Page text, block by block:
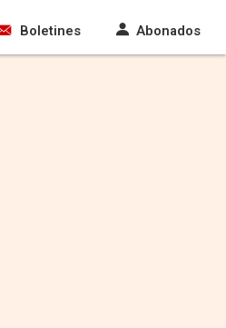
Boletines Abonados